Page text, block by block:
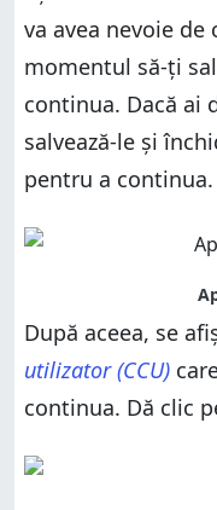
va avea nevoie de
momentul să-ți
continua. Dacă ai
salvează-le și
pentru a continua.
După aceea, se
utilizator (CCU)
continua. Dă clic